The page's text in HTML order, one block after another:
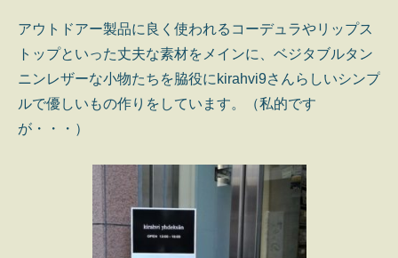
アウトドアー製品に良く使われるコーデュラやリップス
トップといった丈夫な素材をメインに、ベジタブルタン
ニンレザーな小物たちを脇役にkirahvi9さんらしいシンプ
ルで優しいもの作りをしています。（私的です
が・・・）